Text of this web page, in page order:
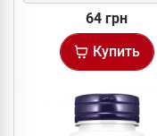
64 грн
Купить